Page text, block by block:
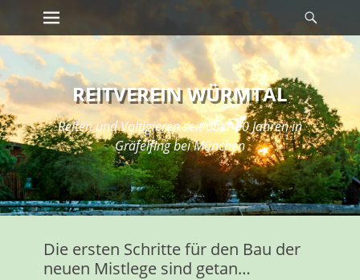
Zum
Inhalt:
Erstes Menü
REITVEREIN WÜRMTAL
Reiten und Voltigieren seit über 50 Jahren in
Gräfelfing bei München
Die ersten Schritte für den Bau der
neuen Mistlege sind getan…